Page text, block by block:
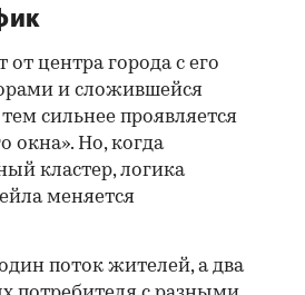
центра города с его
и сложившейся
сильнее проявляется
окна». Но, когда
кластер, логика
меняется
поток жителей, а два